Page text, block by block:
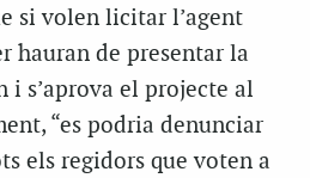
si volen licitar l’agent
hauran de presentar la
i s’aprova el projecte al
“es podria denunciar
els regidors que voten a